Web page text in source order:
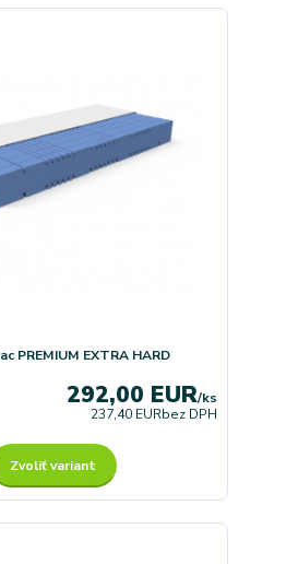
PREMIUM EXTRA HARD
292,00 EUR/ks
237,40 EURbez DPH
Zvoliť variant